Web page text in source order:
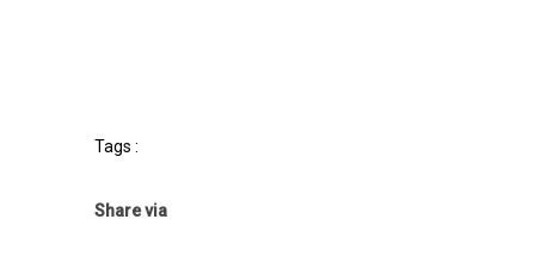
Tags :
Share via